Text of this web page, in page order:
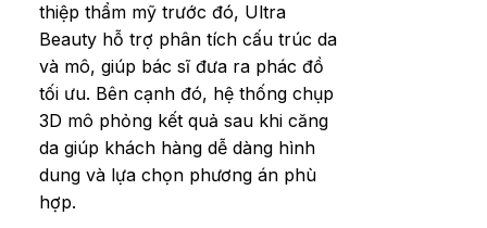
thiệp thẩm mỹ trước đó, Ultra
Beauty hỗ trợ phân tích cấu trúc da
và mô, giúp bác sĩ đưa ra phác đồ
tối ưu. Bên cạnh đó, hệ thống chụp
3D mô phỏng kết quả sau khi căng
da giúp khách hàng dễ dàng hình
dung và lựa chọn phương án phù
hợp.